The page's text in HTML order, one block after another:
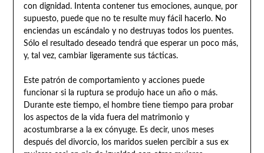
con dignidad. Intenta contener tus emociones, aunque, por
supuesto, puede que no te resulte muy fácil hacerlo. No
enciendas un escándalo y no destruyas todos los puentes.
Sólo el resultado deseado tendrá que esperar un poco más,
y, tal vez, cambiar ligeramente sus tácticas.
Este patrón de comportamiento y acciones puede
funcionar si la ruptura se produjo hace un año o más.
Durante este tiempo, el hombre tiene tiempo para probar
los aspectos de la vida fuera del matrimonio y
acostumbrarse a la ex cónyuge. Es decir, unos meses
después del divorcio, los maridos suelen percibir a sus ex